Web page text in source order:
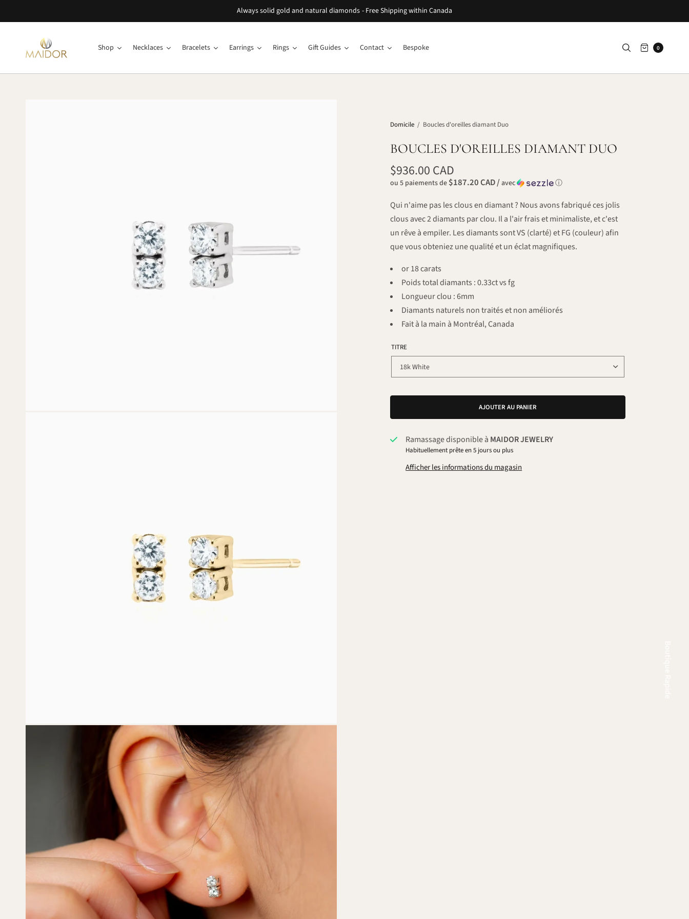
Always solid gold and natural diamonds - Free Shipping within Canada
Shop Necklaces Bracelets Earrings Rings Gift Guides Contact Bespoke 0
Domicile / Boucles d'oreilles diamant Duo
BOUCLES D'OREILLES DIAMANT DUO
$936.00 CAD
ou 5 paiements de $187.20 CAD /avec ⓘ
Qui n'aime pas les clous en diamant ? Nous avons fabriqué ces jolis
clous avec 2 diamants par clou. Il a l'air frais et minimaliste, et c'est
un rêve à empiler. Les diamants sont VS (clarté) et FG (couleur) afin
que vous obteniez une qualité et un éclat magnifiques.
or 18 carats
Poids total diamants : 0.33ct vs fg
Longueur clou : 6mm
Diamants naturels non traités et non améliorés
Fait à la main à Montréal, Canada
TITRE
AJOUTER AU PANIER
Ramassage disponible à MAIDOR JEWELRY
Habituellement prête en 5 jours ou plus
Afficher les informations du magasin